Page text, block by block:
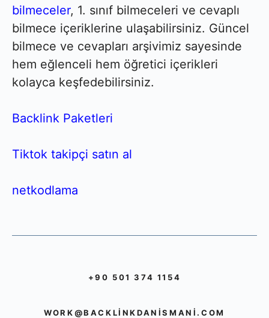
bilmeceler, 1. sınıf bilmeceleri ve cevaplı
bilmece içeriklerine ulaşabilirsiniz. Güncel
bilmece ve cevapları arşivimiz sayesinde
hem eğlenceli hem öğretici içerikleri
kolayca keşfedebilirsiniz.
Backlink Paketleri
Tiktok takipçi satın al
netkodlama
+90 501 374 1154
WORK@BACKLINKDANISMANI.COM